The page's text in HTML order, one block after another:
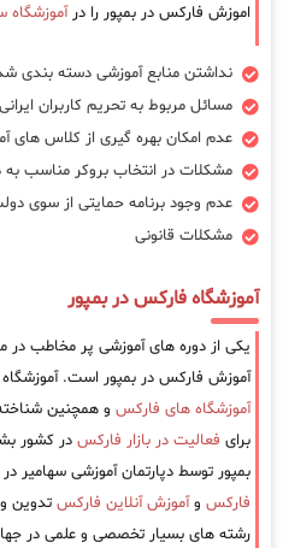
اموزش فارکس در بمپور را درآموزشگاه
نداشتن منابع آموزشی دسته بندی
مسائل مربوط به تحریم کاربران ایرانی
عدم امکان بهره گیری از کلاس
مشکلات در انتخاب بروکر مناسب به
عدم وجود برنامه حمایتی از سوی
مشکلات قانونی
آموزشگاه فارکس در بمپور
یکی از دوره های آموزشی پر مخاطب در
آموزش فارکس در بمپور است. آموزشگاه
آموزشگاه های فارکس و همچنین
برای فعالیت در بازار فارکس در کشور
بمپور توسط دپارتمان آموزشی سهامیر
فارکس وآموزش آنلاین فارکس تدوین
رشته های بسیار تخصصی و علمی در